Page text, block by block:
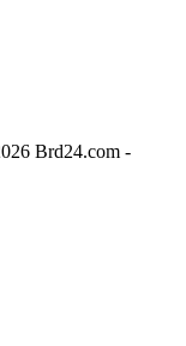
Brd24.com -